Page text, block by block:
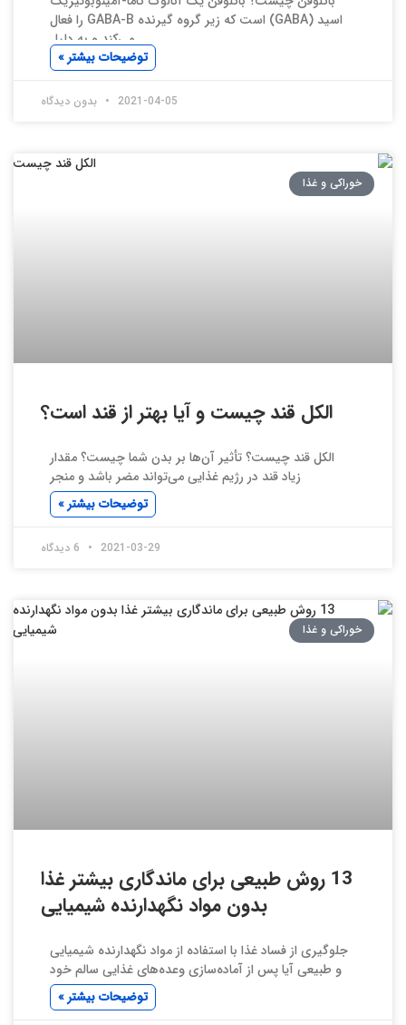
اسید (GABA) است که زیر گروه گیرنده GABA-B را فعال
می‌کند و به دلیل
توضیحات بیشتر »
2021-04-05 بدون دیدگاه
خوراکی و غذا
الکل قند چیست و آیا بهتر از قند است؟
الکل قند چیست؟ تأثیر آن‌ها بر بدن شما چیست؟ مقدار
زیاد قند در رژیم غذایی می‌تواند مضر باشد و منجر
توضیحات بیشتر »
2021-03-29
خوراکی و غذا
13 روش طبیعی برای ماندگاری بیشتر غذا
بدون مواد نگهدارنده شیمیایی
جلوگیری از فساد غذا با استفاده از مواد نگهدارنده شیمیایی
و طبیعی آیا پس از آماده‌سازی وعده‌های غذایی سالم خود
توضیحات بیشتر »